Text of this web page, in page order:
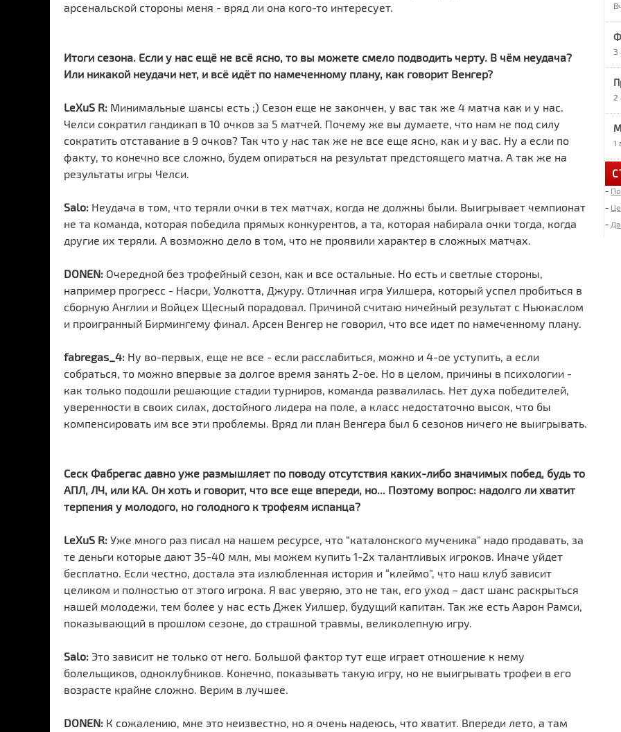
арсенальской стороны меня - вряд ли она кого-то интересует.
Итоги сезона. Если у нас ещё не всё ясно, то вы можете смело подводить черту. В чём неудача?
Или никакой неудачи нет, и всё идёт по намеченному плану, как говорит Венгер?
LeXuS R:Минимальные шансы есть ;) Сезон еще не закончен, у вас так же 4 матча как и у нас.
Челси сократил гандикап в 10 очков за 5 матчей. Почему же вы думаете, что нам не под силу
сократить отставание в 9 очков? Так что у нас так же не все еще ясно, как и у вас. Ну а если по
факту, то конечно все сложно, будем опираться на результат предстоящего матча. А так же на
результаты игры Челси.
Salo:Неудача в том, что теряли очки в тех матчах, когда не должны были. Выигрывает чемпионат
не та команда, которая победила прямых конкурентов, а та, которая набирала очки тогда, когда
другие их теряли. А возможно дело в том, что не проявили характер в сложных матчах.
DONEN:Очередной без трофейный сезон, как и все остальные. Но есть и светлые стороны,
например прогресс - Насри, Уолкотта, Джуру. Отличная игра Уилшера, который успел пробиться в
сборную Англии и Войцех Щесный порадовал. Причиной считаю ничейный результат с Ньюкаслом
и проигранный Бирмингему финал. Арсен Венгер не говорил, что все идет по намеченному плану.
fabregas_4:Ну во-первых, еще не все - если расслабиться, можно и 4-ое уступить, а если
собраться, то можно впервые за долгое время занять 2-ое. Но в целом, причины в психологии -
как только подошли решающие стадии турниров, команда развалилась. Нет духа победителей,
уверенности в своих силах, достойного лидера на поле, а класс недостаточно высок, что бы
компенсировать им все эти проблемы. Вряд ли план Венгера был 6 сезонов ничего не выигрывать.
Сеск Фабрегас давно уже размышляет по поводу отсутствия каких-либо значимых побед, будь то
АПЛ, ЛЧ, или КА. Он хоть и говорит, что все еще впереди, но... Поэтому вопрос: надолго ли хватит
терпения у молодого, но голодного к трофеям испанца?
LeXuS R:Уже много раз писал на нашем ресурсе, что “каталонского мученика” надо продавать, за
те деньги которые дают 35-40 млн, мы можем купить 1-2х талантливых игроков. Иначе уйдет
бесплатно. Если честно, достала эта излюбленная история и “клеймо”, что наш клуб зависит
целиком и полностью от этого игрока. Я вас уверяю, это не так, его уход – даст шанс раскрыться
нашей молодежи, тем более у нас есть Джек Уилшер, будущий капитан. Так же есть Аарон Рамси,
показывающий в прошлом сезоне, до страшной травмы, великолепную игру.
Salo:Это зависит не только от него. Большой фактор тут еще играет отношение к нему
болельщиков, одноклубников. Конечно, показывать такую игру, но не выигрывать трофеи в его
возрасте крайне сложно. Верим в лучшее.
DONEN:К сожалению, мне это неизвестно, но я очень надеюсь, что хватит. Впереди лето, а там
9
6
3
2
1
-
-
-